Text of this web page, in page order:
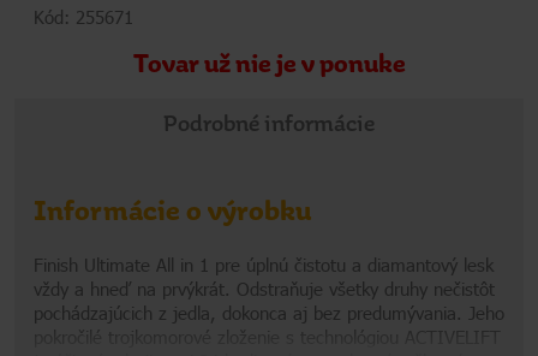
Kód: 255671
Tovar už nie je v ponuke
Podrobné informácie
Informácie o výrobku
Finish Ultimate All in 1 pre úplnú čistotu a diamantový lesk
vždy a hneď na prvýkrát. Odstraňuje všetky druhy nečistôt
pochádzajúcich z jedla, dokonca aj bez predumývania. Jeho
pokročilé trojkomorové zloženie s technológiou ACTIVELIFT